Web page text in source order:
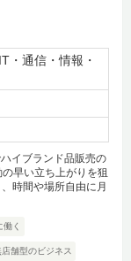
・通信・情報・
イブランド品販売の
早い立ち上がりを狙
時間や場所自由に月
く
店舗型のビジネス